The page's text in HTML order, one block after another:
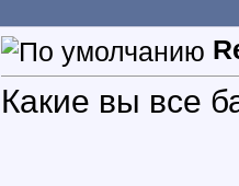
Какие вы все